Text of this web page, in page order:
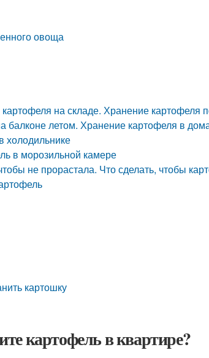
овоща
на складе. Хранение картофеля
балконе летом. Хранение картофеля в
холодильнике
в морозильной камере
не прорастала. Что сделать, чтобы
картошку
картофель в квартире?